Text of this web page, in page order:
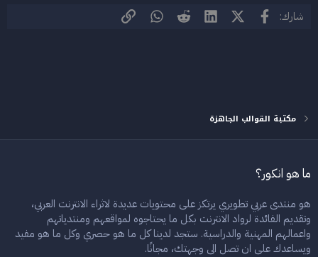
شارك: فيسبوك X (Twitter)
LinkedIn
Reddit
WhatsApp
الرابط
مكتبة القوالب الجاهزة
ما هو انكور؟
هو منتدى عربي تطويري يرتكز على محتويات عديدة لاثراء الانترنت العربي،
وتقديم الفائدة لرواد الانترنت بكل ما يحتاجوه لمواقعهم ومنتدياتهم
واعمالهم المهنية والدراسية. ستجد لدينا كل ما هو حصري وكل ما هو مفيد
ويساعدك على ان تصل الى وجهتك، مجانًا.